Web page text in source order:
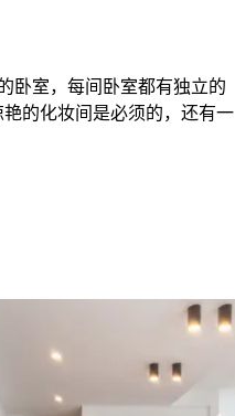
卧室，每间卧室都有独立的
的化妆间是必须的，还有一